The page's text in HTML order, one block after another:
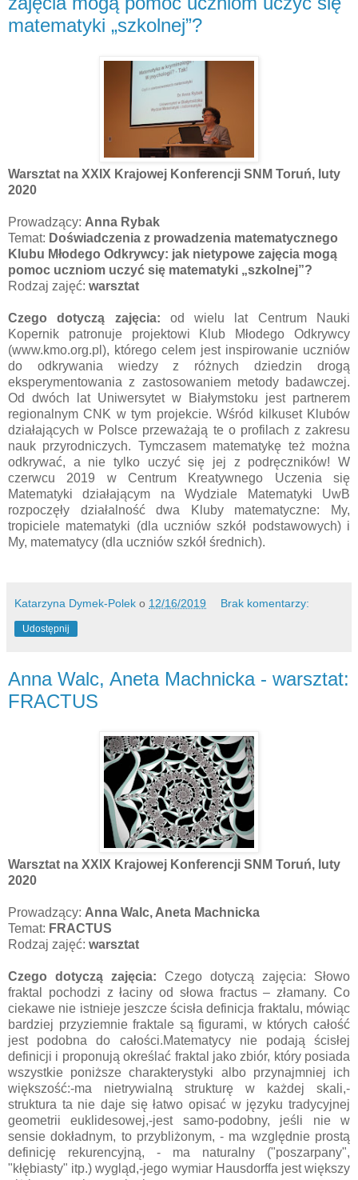
matematyki „szkolnej”?
Warsztat na XXIX Krajowej Konferencji SNM Toruń, luty
2020
Prowadzący: Anna Rybak
Temat: Doświadczenia z prowadzenia matematycznego
Klubu Młodego Odkrywcy: jak nietypowe zajęcia mogą
pomoc uczniom uczyć się matematyki „szkolnej”?
Rodzaj zajęć: warsztat
Czego dotyczą zajęcia: od wielu lat Centrum Nauki
Kopernik patronuje projektowi Klub Młodego Odkrywcy
(www.kmo.org.pl), którego celem jest inspirowanie uczniów
do odkrywania wiedzy z różnych dziedzin drogą
eksperymentowania z zastosowaniem metody badawczej.
Od dwóch lat Uniwersytet w Białymstoku jest partnerem
regionalnym CNK w tym projekcie. Wśród kilkuset Klubów
działających w Polsce przeważają te o profilach z zakresu
nauk przyrodniczych. Tymczasem matematykę też można
odkrywać, a nie tylko uczyć się jej z podręczników! W
czerwcu 2019 w Centrum Kreatywnego Uczenia się
Matematyki działającym na Wydziale Matematyki UwB
rozpoczęły działalność dwa Kluby matematyczne: My,
tropiciele matematyki (dla uczniów szkół podstawowych) i
My, matematycy (dla uczniów szkół średnich).
Katarzyna Dymek-Polek o 12/16/2019 Brak komentarzy:
Udostępnij
Anna Walc, Aneta Machnicka - warsztat:
FRACTUS
Warsztat na XXIX Krajowej Konferencji SNM Toruń, luty
2020
Prowadzący: Anna Walc, Aneta Machnicka
Temat: FRACTUS
Rodzaj zajęć: warsztat
Czego dotyczą zajęcia: Czego dotyczą zajęcia: Słowo
fraktal pochodzi z łaciny od słowa fractus – złamany. Co
ciekawe nie istnieje jeszcze ścisła definicja fraktalu, mówiąc
bardziej przyziemnie fraktale są figurami, w których całość
jest podobna do całości.Matematycy nie podają ścisłej
definicji i proponują określać fraktal jako zbiór, który posiada
wszystkie poniższe charakterystyki albo przynajmniej ich
większość:-ma nietrywialną strukturę w każdej skali,-
struktura ta nie daje się łatwo opisać w języku tradycyjnej
geometrii euklidesowej,-jest samo-podobny, jeśli nie w
sensie dokładnym, to przybliżonym, - ma względnie prostą
definicję rekurencyjną, - ma naturalny ("poszarpany",
"kłębiasty" itp.) wygląd,-jego wymiar Hausdorffa jest większy